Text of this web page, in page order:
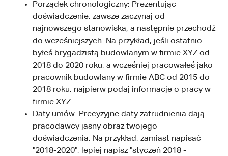
Porządek chronologiczny: Prezentując
doświadczenie, zawsze zaczynaj od
najnowszego stanowiska, a następnie przechodź
do wcześniejszych. Na przykład, jeśli ostatnio
byłeś brygadzistą budowlanym w firmie XYZ od
2018 do 2020 roku, a wcześniej pracowałeś jako
pracownik budowlany w firmie ABC od 2015 do
2018 roku, najpierw podaj informacje o pracy w
firmie XYZ.
Daty umów: Precyzyjne daty zatrudnienia dają
pracodawcy jasny obraz twojego
doświadczenia. Na przykład, zamiast napisać
"2018-2020", lepiej napisz "styczeń 2018 -